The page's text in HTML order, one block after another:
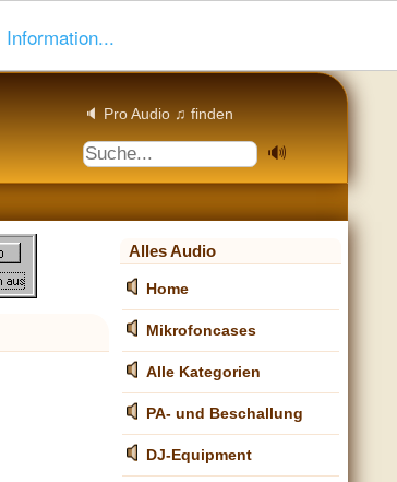
Information...
🔈 Pro Audio ♫ finden
Alles Audio
Home
Mikrofoncases
Alle Kategorien
PA- und Beschallung
DJ-Equipment